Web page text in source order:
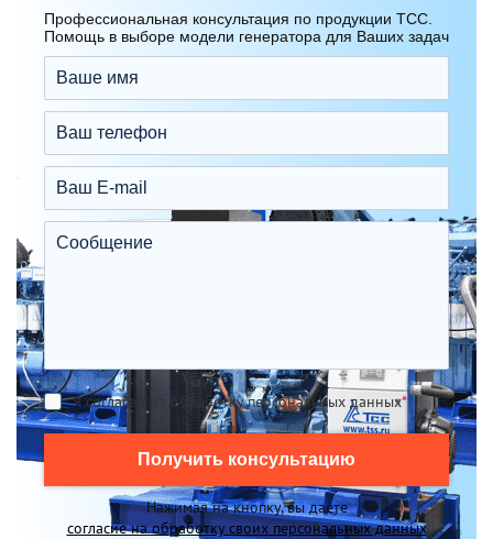
Профессиональная консультация по продукции ТСС.
Помощь в выборе модели генератора для Ваших задач
Я согласен на обработку персональных данных*
Получить консультацию
Нажимая на кнопку, вы даете
согласие на обработку своих персональных данных